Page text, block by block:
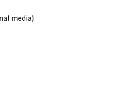
media)